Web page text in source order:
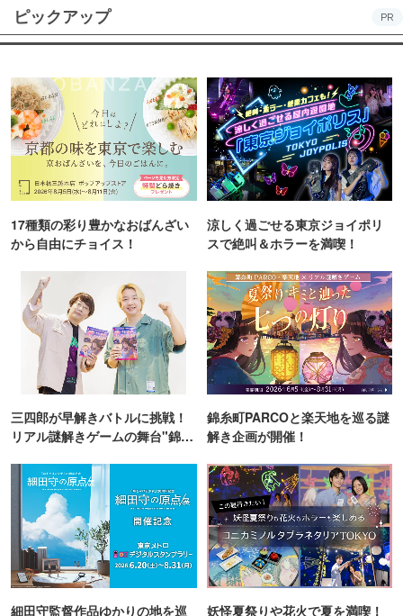
ピックアップ PR
17種類の彩り豊かなおばんざい
から自由にチョイス！
涼しく過ごせる東京ジョイポリ
スで絶叫＆ホラーを満喫！
三四郎が早解きバトルに挑戦！
リアル謎解きゲームの舞台"錦糸
錦糸町PARCOと楽天地を巡る謎
解き企画が開催！
細田守監督作品ゆかりの地を巡 妖怪夏祭りや花火で夏を満喫！